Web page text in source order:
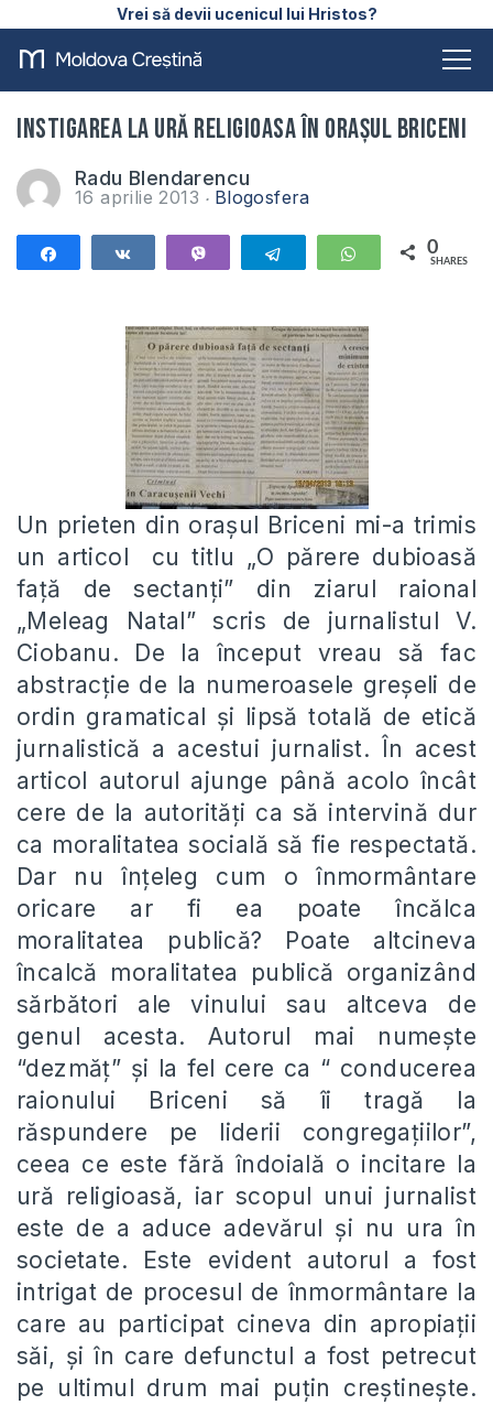
Vrei să devii ucenicul lui Hristos?
Instigarea la ură religioasa în orașul Briceni
Radu Blendarencu
16 aprilie 2013 Blogosfera
Telegram WhatsApp
0
SHARES
Un prieten din orașul Briceni mi-a trimis
un articol cu titlu „O părere dubioasă
față de sectanți” din ziarul raional
„Meleag Natal” scris de jurnalistul V.
Ciobanu. De la început vreau să fac
abstracție de la numeroasele greșeli de
ordin gramatical și lipsă totală de etică
jurnalistică a acestui jurnalist. În acest
articol autorul ajunge până acolo încât
cere de la autorități ca să intervină dur
ca moralitatea socială să fie respectată.
Dar nu înțeleg cum o înmormântare
oricare ar fi ea poate încălca
moralitatea publică? Poate altcineva
încalcă moralitatea publică organizând
sărbători ale vinului sau altceva de
genul acesta. Autorul mai numește
“dezmăț” și la fel cere ca “ conducerea
raionului Briceni să îi tragă la
răspundere pe liderii congregațiilor”,
ceea ce este fără îndoială o incitare la
ură religioasă, iar scopul unui jurnalist
este de a aduce adevărul și nu ura în
societate. Este evident autorul a fost
intrigat de procesul de înmormântare la
care au participat cineva din apropiații
săi, și în care defunctul a fost petrecut
pe ultimul drum mai puțin creștinește.